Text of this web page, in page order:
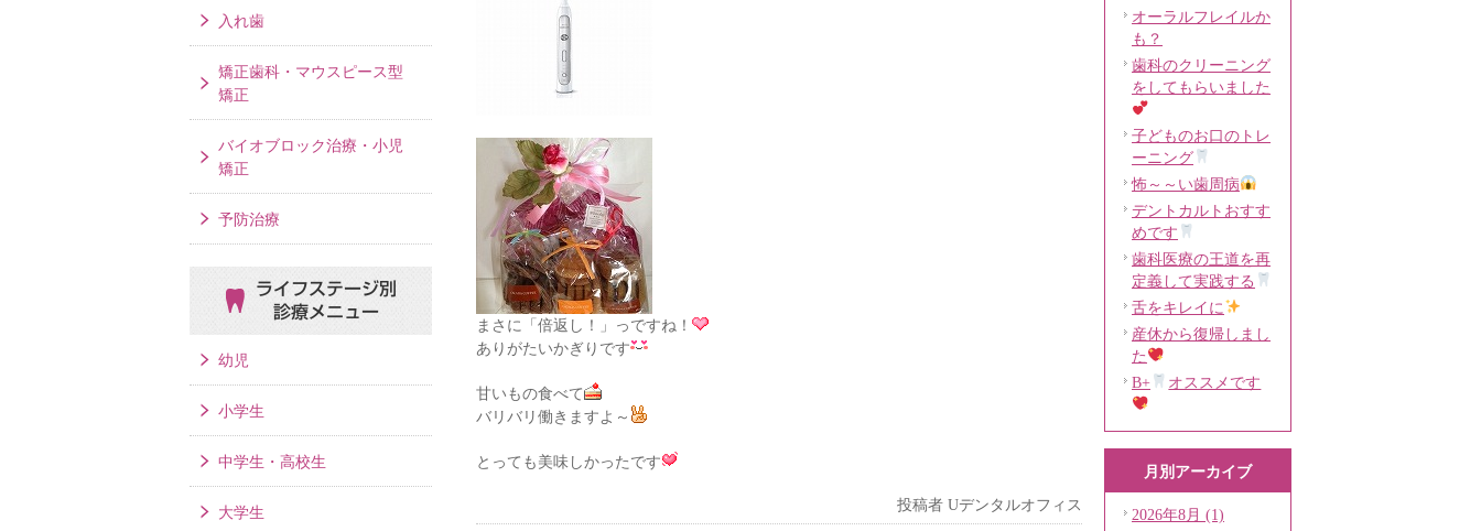
まさに「倍返し！」っですね！
ありがたいかぎりです
甘いもの食べて
バリバリ働きますよ～
とっても美味しかったです
投稿者 Uデンタルオフィス
オーラルフレイルか
も？
歯科のクリーニング
をしてもらいました
子どものお口のトレ
ーニング
怖～～い歯周病
デントカルトおすす
めです
歯科医療の王道を再
定義して実践する
舌をキレイに
産休から復帰しまし
た
B+
オススメです
月別アーカイブ
2026年8月 (1)
入れ歯
矯正歯科・マウスピース型
矯正
バイオブロック治療・小児
矯正
予防治療
ライフステージ別
診療メニュー
幼児
小学生
中学生・高校生
大学生